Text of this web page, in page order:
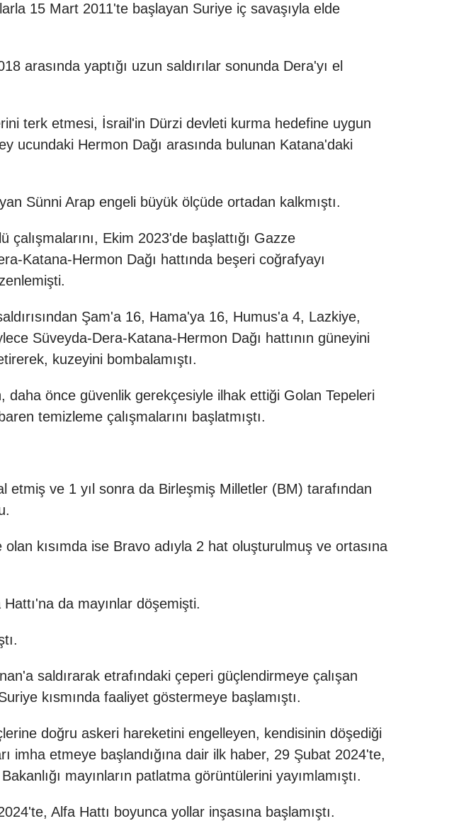
15 Mart 2011'te başlayan Suriye iç savaşıyla elde
arasında yaptığı uzun saldırılar sonunda Dera'yı el
terk etmesi, İsrail'in Dürzi devleti kurma hedefine uygun
ucundaki Hermon Dağı arasında bulunan Katana'daki
Sünni Arap engeli büyük ölçüde ortadan kalkmıştı.
Ekim 2023'de başlattığı Gazze
Katana-Hermon Dağı hattında beşeri coğrafyayı
Şam'a 16, Hama'ya 16, Humus'a 4, Lazkiye,
Süveyda-Dera-Katana-Hermon Dağı hattının güneyini
kuzeyini bombalamıştı.
daha önce güvenlik gerekçesiyle ilhak ettiği Golan Tepeleri
temizleme çalışmalarını başlatmıştı.
etmiş ve 1 yıl sonra da Birleşmiş Milletler (BM) tarafından
kısımda ise Bravo adıyla 2 hat oluşturulmuş ve ortasına
da mayınlar döşemişti.
saldırarak etrafındaki çeperi güçlendirmeye çalışan
kısmında faaliyet göstermeye başlamıştı.
doğru askeri hareketini engelleyen, kendisinin döşediği
imha etmeye başlandığına dair ilk haber, 29 Şubat 2024'te,
mayınların patlatma görüntülerini yayımlamıştı.
Alfa Hattı boyunca yollar inşasına başlamıştı.